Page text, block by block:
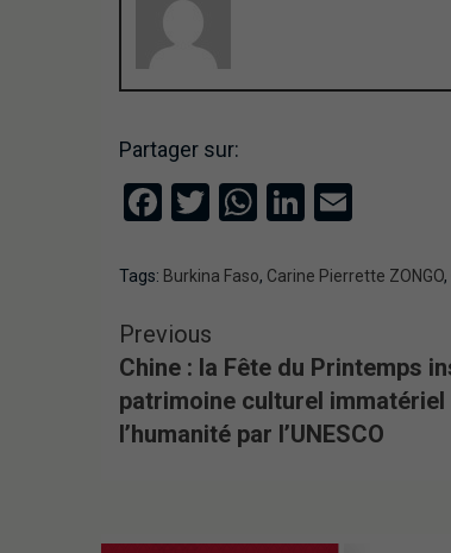
Partager sur:
Facebook
TwitterWhatsApp
LinkedIn
Tags: Burkina Faso, Carine Pierrette ZONGO,
Previous
Chine : la Fête du Printemps
patrimoine culturel immatériel
l’humanité par l’UNESCO